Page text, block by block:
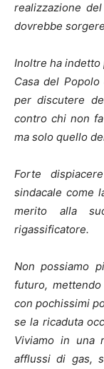
realizzazione
dovrebbe
Inoltre ha indetto
Casa del Popolo
per discutere
contro chi non
ma solo quello
Forte
sindacale come
merito alla
rigassificatore.
Non possiamo
futuro,
con pochissimi
se la ricaduta
Viviamo in una
afflussi di gas,